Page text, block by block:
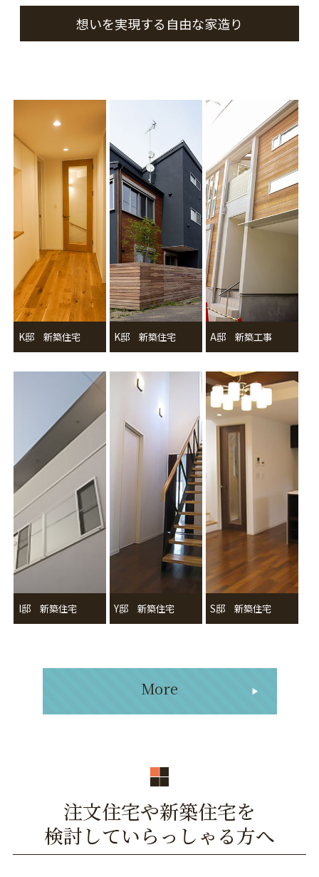
想いを実現する自由な家造り
K邸 新築住宅 K邸 新築住宅 A邸 新築工事
I邸 新築住宅 Y邸 新築住宅 S邸 新築住宅
More
注文住宅や新築住宅を
検討していらっしゃる方へ